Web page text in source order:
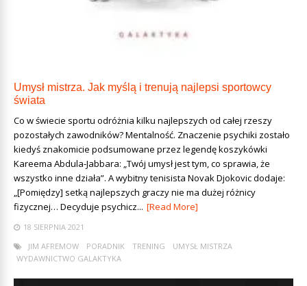
Umysł mistrza. Jak myślą i trenują najlepsi sportowcy
świata
Co w świecie sportu odróżnia kilku najlepszych od całej rzeszy
pozostałych zawodników? Mentalność. Znaczenie psychiki zostało
kiedyś znakomicie podsumowane przez legendę koszykówki
Kareema Abdula-Jabbara: „Twój umysł jest tym, co sprawia, że
wszystko inne działa”. A wybitny tenisista Novak Djokovic dodaje:
„[Pomiędzy] setką najlepszych graczy nie ma dużej różnicy
fizycznej… Decyduje psychicz... [Read More]
18 SIERPNIA 2021
JIM AFREMOW
PORADNIK TRENING
UMYSŁ MISTRZA
WYDAWNICTWO GALAKTYKA